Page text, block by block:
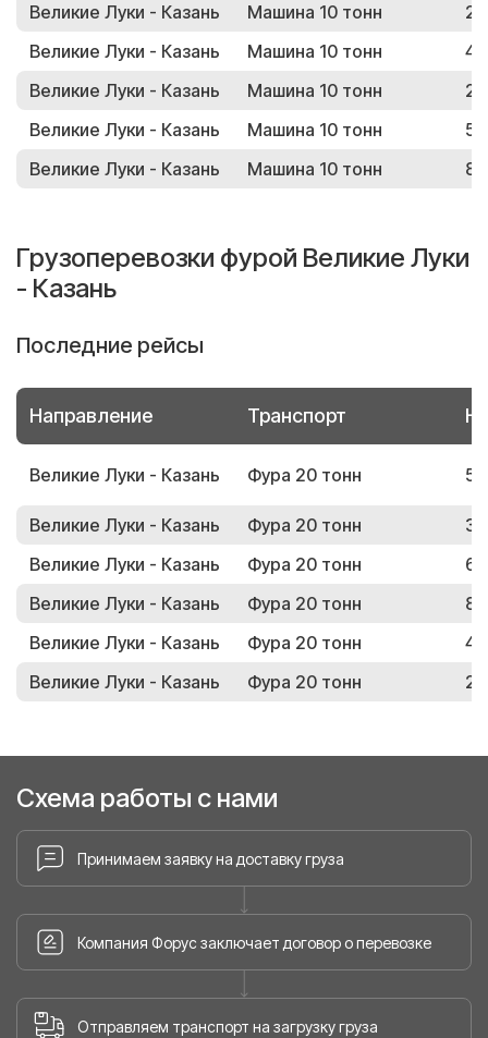
Великие Луки - Казань Машина 10 тонн
Великие Луки - Казань
Машина 10 тонн
Великие Луки - Казань
Машина 10 тонн
Великие Луки - Казань
Машина 10 тонн
Великие Луки - Казань
Машина 10 тонн
Грузоперевозки фурой Великие Луки
- Казань
Последние рейсы
Направление Транспорт
Великие Луки - Казань Фура 20 тонн
Великие Луки - Казань Фура 20 тонн
Великие Луки - Казань
Фура 20 тонн
Великие Луки - Казань
Фура 20 тонн
Великие Луки - Казань
Фура 20 тонн
Великие Луки - Казань
Фура 20 тонн
Схема работы с нами
Принимаем заявку на доставку груза
Компания Форус заключает договор о перевозке
Отправляем транспорт на загрузку груза